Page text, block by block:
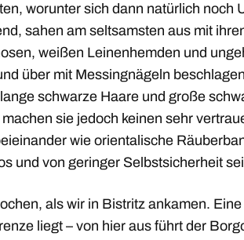
worunter sich dann natürlich noch
sahen am seltsamsten aus mit
weißen Leinenhemden und
über mit Messingnägeln
schwarze Haare und große
sie jedoch keinen sehr
wie orientalische
und von geringer Selbstsicherheit
als wir in Bistritz ankamen.
liegt – von hier aus führt der